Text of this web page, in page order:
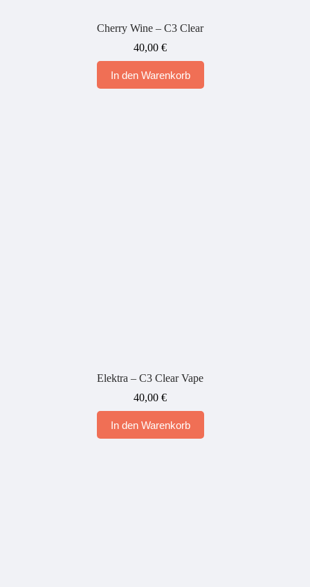
Cherry Wine – C3 Clear
40,00€
In den Warenkorb
Elektra – C3 Clear Vape
40,00€
In den Warenkorb